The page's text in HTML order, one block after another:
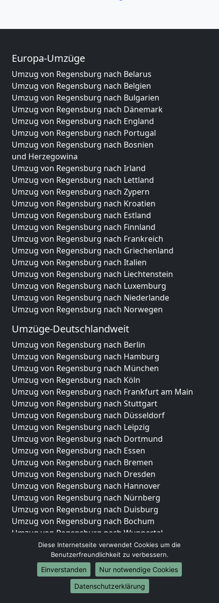
Europa-Umzüge
Umzug von Regensburg nach Belarus
Umzug von Regensburg nach Belgien
Umzug von Regensburg nach Bulgarien
Umzug von Regensburg nach Dänemark
Umzug von Regensburg nach England
Umzug von Regensburg nach Portugal
Umzug von Regensburg nach Bosnien
und Herzegowina
Umzug von Regensburg nach Irland
Umzug von Regensburg nach Lettland
Umzug von Regensburg nach Zypern
Umzug von Regensburg nach Kroatien
Umzug von Regensburg nach Estland
Umzug von Regensburg nach Finnland
Umzug von Regensburg nach Frankreich
Umzug von Regensburg nach Griechenland
Umzug von Regensburg nach Italien
Umzug von Regensburg nach Liechtenstein
Umzug von Regensburg nach Luxemburg
Umzug von Regensburg nach Niederlande
Umzug von Regensburg nach Norwegen
Umzüge-Deutschlandweit
Umzug von Regensburg nach Berlin
Umzug von Regensburg nach Hamburg
Umzug von Regensburg nach München
Umzug von Regensburg nach Köln
Umzug von Regensburg nach Frankfurt am Main
Umzug von Regensburg nach Stuttgart
Umzug von Regensburg nach Düsseldorf
Umzug von Regensburg nach Leipzig
Umzug von Regensburg nach Dortmund
Umzug von Regensburg nach Essen
Umzug von Regensburg nach Bremen
Umzug von Regensburg nach Dresden
Umzug von Regensburg nach Hannover
Umzug von Regensburg nach Nürnberg
Umzug von Regensburg nach Duisburg
Umzug von Regensburg nach Bochum
Umzug von Regensburg nach Wuppertal
Umzug von Regensburg nach Bielefeld
Umzug von Regensburg nach Bonn
Umzug von Regensburg nach Münster
Internationale-Umzüge
Diese Internetseite verwendet Cookies um die
Benutzerfreundlichkeit zu verbessern.
Einverstanden
Nur notwendige Cookies
Datenschutzerklärung